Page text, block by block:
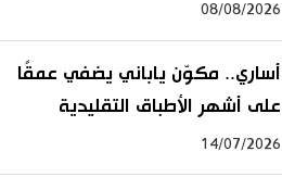
08/08/2026
أساري.. مكوّن ياباني يضفي عمقًا
على أشهر الأطباق التقليدية
14/07/2026